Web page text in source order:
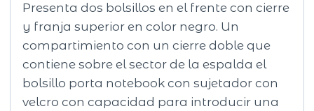
Presenta dos bolsillos en el frente con cierre
y franja superior en color negro. Un
compartimiento con un cierre doble que
contiene sobre el sector de la espalda el
bolsillo porta notebook con sujetador con
velcro con capacidad para introducir una